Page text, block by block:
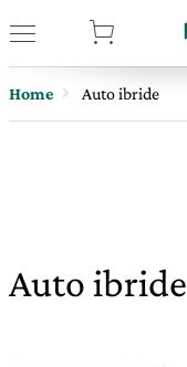
Home Auto ibride
Auto ibride